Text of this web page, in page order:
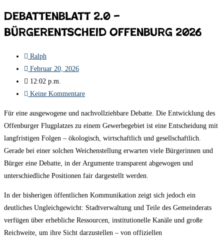
Debattenblatt 2.0 –
Bürgerentscheid Offenburg 2026
Ralph
Februar 20, 2026
12:02 p.m.
Keine Kommentare
Für eine ausgewogene und nachvollziehbare Debatte. Die Entwicklung des
Offenburger Flugplatzes zu einem Gewerbegebiet ist eine Entscheidung mit
langfristigen Folgen – ökologisch, wirtschaftlich und gesellschaftlich.
Gerade bei einer solchen Weichenstellung erwarten viele Bürgerinnen und
Bürger eine Debatte, in der Argumente transparent abgewogen und
unterschiedliche Positionen fair dargestellt werden.
In der bisherigen öffentlichen Kommunikation zeigt sich jedoch ein
deutliches Ungleichgewicht: Stadtverwaltung und Teile des Gemeinderats
verfügen über erhebliche Ressourcen, institutionelle Kanäle und große
Reichweite, um ihre Sicht darzustellen – von offiziellen